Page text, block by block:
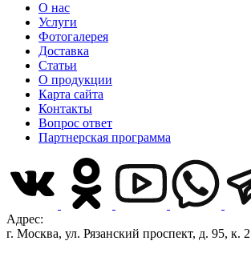
О нас
Услуги
Фотогалерея
Доставка
Статьи
О продукции
Карта сайта
Контакты
Вопрос ответ
Партнерская программа
Адрес:
г. Москва, ул. Рязанский проспект, д. 95, к. 2